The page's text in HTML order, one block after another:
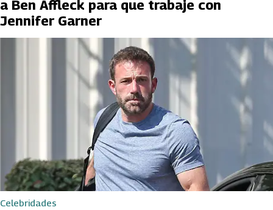
a Ben Affleck para que trabaje con
Jennifer Garner
Celebridades